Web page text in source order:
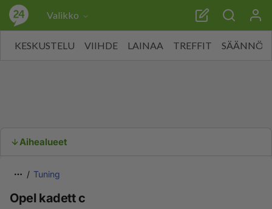
Valikko
KESKUSTELU VIIHDE LAINAA TREFFIT SÄÄNNÖT
Aihealueet
Tuning
Opel kadett c